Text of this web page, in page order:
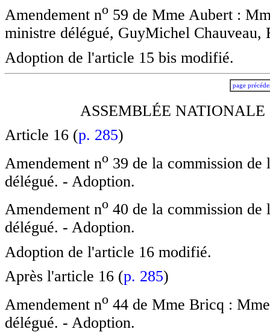
Amendement no 59 de Mme Aubert :
ministre délégué, GuyMichel Chauveau,
Adoption de l'article 15 bis modifié.
page
ASSEMBLÉE NATIONALE
Article 16 (p. 285)
Amendement no 39 de la commission
délégué. - Adoption.
Amendement no 40 de la commission
délégué. - Adoption.
Adoption de l'article 16 modifié.
Après l'article 16 (p. 285)
Amendement no 44 de Mme Bricq :
délégué. - Adoption.